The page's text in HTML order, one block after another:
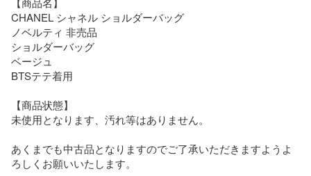
CHANEL シャネル ショルダーバッグ
ノベルティ 非売品
ショルダーバッグ
ベージュ
BTSテテ着用
【商品状態】
未使用となります、汚れ等はありません。
あくまでも中古品となりますのでご了承いただきますようよ
ろしくお願いいたします。